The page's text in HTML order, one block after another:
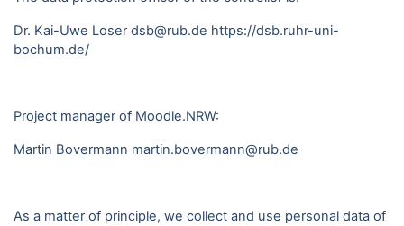
Dr. Kai-Uwe Loser dsb@rub.de https://dsb.ruhr-uni-
bochum.de/
Project manager of Moodle.NRW:
Martin Bovermann martin.bovermann@rub.de
As a matter of principle, we collect and use personal data of